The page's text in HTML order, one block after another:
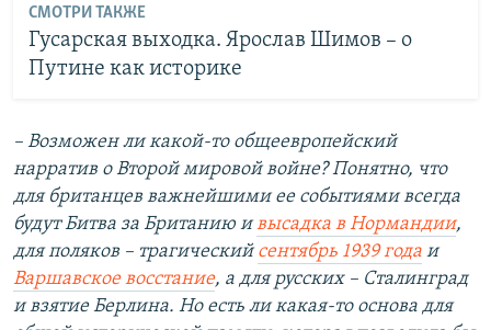
СМОТРИ ТАКЖЕ
Гусарская выходка. Ярослав Шимов – о
Путине как историке
– Возможен ли какой-то общеевропейский
нарратив о Второй мировой войне? Понятно, что
для британцев важнейшими ее событиями всегда
будут Битва за Британию ивысадка в Нормандии,
для поляков – трагическийсентябрь 1939 года и
Варшавское восстание, а для русских – Сталинград
и взятие Берлина. Но есть ли какая-то основа для